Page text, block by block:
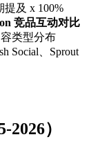
及 x 100%
竞品互动对比
类型分布
Social、Sprout
）